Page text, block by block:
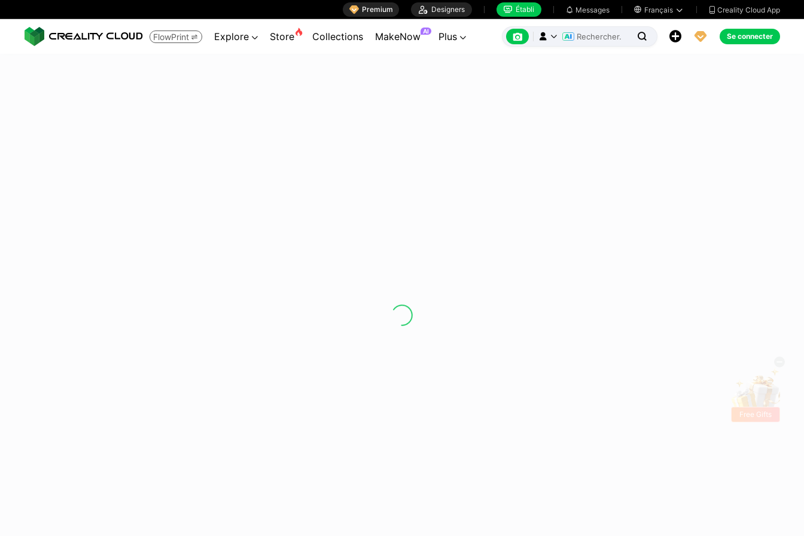
 Premium  Designers  Établi  Messages  Français   Creality Cloud App
FlowPrint  Explore  Store Collections MakeNow AI Plus        Se connecter
Free Gifts